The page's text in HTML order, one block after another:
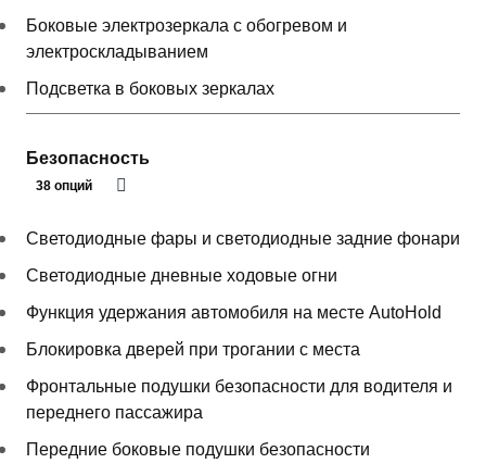
Боковые электрозеркала с обогревом и
электроскладыванием
Подсветка в боковых зеркалах
Безопасность
38 опций
Светодиодные фары и светодиодные задние фонари
Светодиодные дневные ходовые огни
Функция удержания автомобиля на месте AutoHold
Блокировка дверей при трогании с места
Фронтальные подушки безопасности для водителя и
переднего пассажира
Передние боковые подушки безопасности